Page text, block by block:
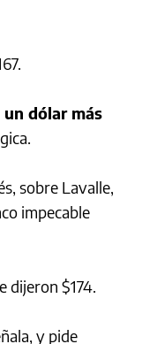
dólar más
sobre Lavalle,
impecable
dijeron $174.
y pide